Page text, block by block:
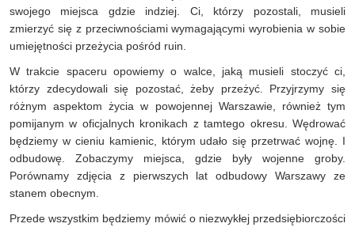
swojego miejsca gdzie indziej. Ci, którzy pozostali, musieli
zmierzyć się z przeciwnościami wymagającymi wyrobienia w sobie
umiejętności przeżycia pośród ruin.
W trakcie spaceru opowiemy o walce, jaką musieli stoczyć ci,
którzy zdecydowali się pozostać, żeby przeżyć. Przyjrzymy się
różnym aspektom życia w powojennej Warszawie, również tym
pomijanym w oficjalnych kronikach z tamtego okresu. Wędrować
będziemy w cieniu kamienic, którym udało się przetrwać wojnę. I
odbudowę. Zobaczymy miejsca, gdzie były wojenne groby.
Porównamy zdjęcia z pierwszych lat odbudowy Warszawy ze
stanem obecnym.
Przede wszystkim będziemy mówić o niezwykłej przedsiębiorczości